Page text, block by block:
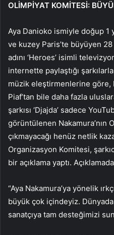
OLİMPİYAT KOMİTESİ:
Aya Danioko ismiyle doğup 1
ve kuzey Paris’te büyüyen
adını ‘Heroes’ isimli
internette paylaştığı
müzik eleştirmenlerine göre,
Piaf’tan bile daha fazla
şarkısı ‘Djajda’ sadece
görüntülenen Nakamura’nın
çıkmayacağı henüz netlik
Organizasyon Komitesi,
bir açıklama yaptı.
“Aya Nakamura’ya yönelik
büyük çok içindeyiz.
sanatçıya tam desteğimizi